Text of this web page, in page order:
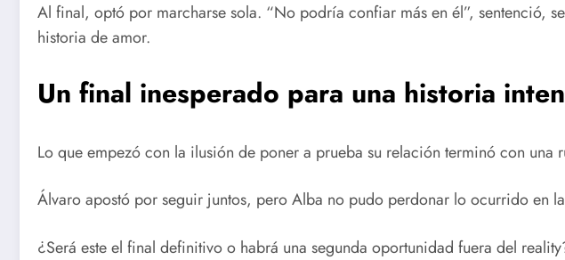
Al final, optó por marcharse sola. “No podría confiar más en él”, sentenció,
historia de amor.
Un final inesperado para una historia
Lo que empezó con la ilusión de poner a prueba su relación terminó con una
Álvaro apostó por seguir juntos, pero Alba no pudo perdonar lo ocurrido en
¿Será este el final definitivo o habrá una segunda oportunidad fuera del